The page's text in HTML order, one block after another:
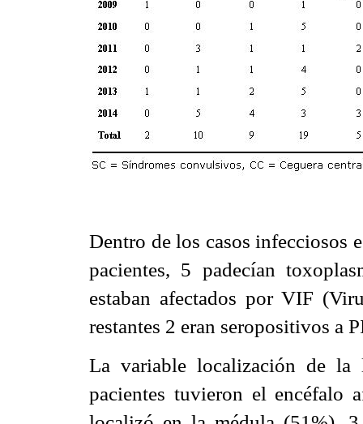
Dentro de los casos infecciosos
pacientes, 5 padecían
estaban afectados por VIF
restantes 2 eran seropositivos a
La variable localización de
pacientes tuvieron el encéfalo